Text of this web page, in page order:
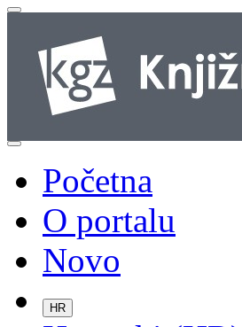
Početna
O portalu
Novo
HR